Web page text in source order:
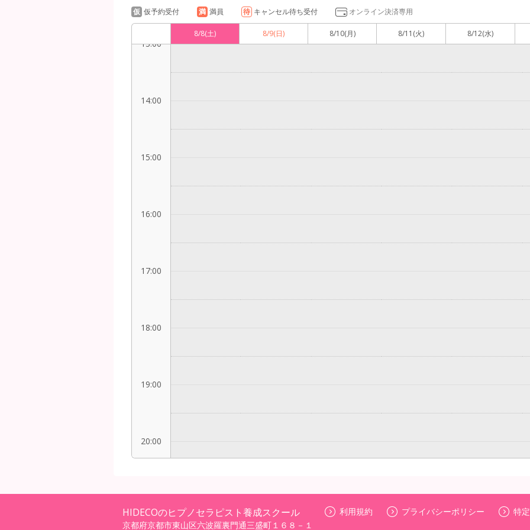
仮 仮予約受付 満 満員 待 キャンセル待ち受付 オンライン決済専用
8/8(土) 8/9(日) 8/10(月) 8/11 (火) 8/12(水)
13:00
14:00
15:00
16:00
17:00
18:00
19:00
20:00
21:00
HIDECOのヒプノセラピスト養成スクール
京都府京都市東山区六波羅裏門通三盛町１６８－１
利用規約 プライバシーポリシー 特